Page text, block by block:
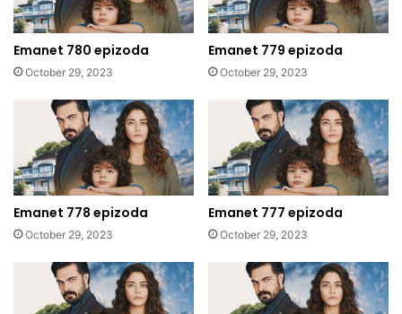
Emanet 780 epizoda
October 29, 2023
Emanet 779 epizoda
October 29, 2023
Emanet 778 epizoda
October 29, 2023
Emanet 777 epizoda
October 29, 2023